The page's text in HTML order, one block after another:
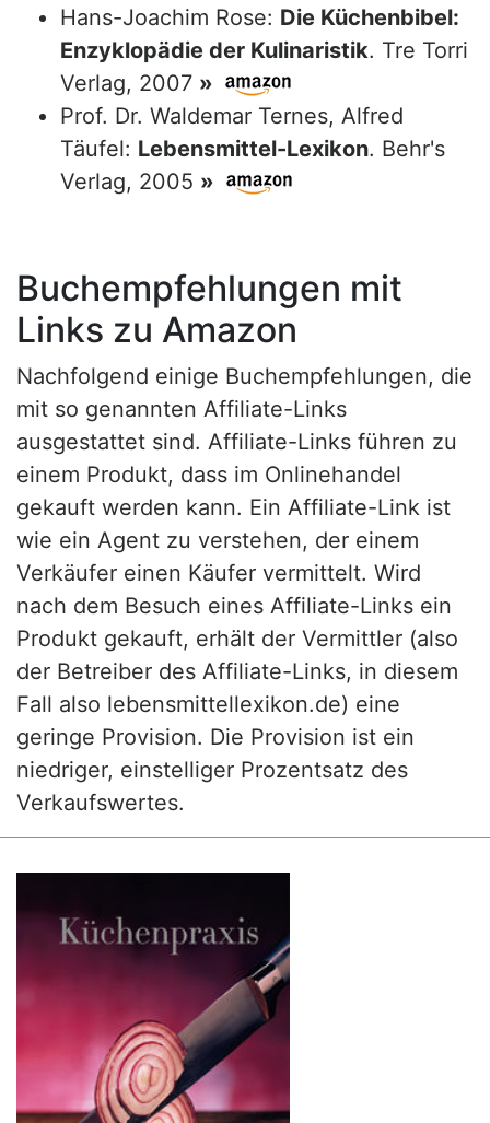
Hans-Joachim Rose: Die Küchenbibel:
Enzyklopädie der Kulinaristik. Tre Torri
Verlag, 2007 »
Prof. Dr. Waldemar Ternes, Alfred
Täufel: Lebensmittel-Lexikon. Behr's
Verlag, 2005 »
Buchempfehlungen mit
Links zu Amazon
Nachfolgend einige Buchempfehlungen, die
mit so genannten Affiliate-Links
ausgestattet sind. Affiliate-Links führen zu
einem Produkt, dass im Onlinehandel
gekauft werden kann. Ein Affiliate-Link ist
wie ein Agent zu verstehen, der einem
Verkäufer einen Käufer vermittelt. Wird
nach dem Besuch eines Affiliate-Links ein
Produkt gekauft, erhält der Vermittler (also
der Betreiber des Affiliate-Links, in diesem
Fall also lebensmittellexikon.de) eine
geringe Provision. Die Provision ist ein
niedriger, einstelliger Prozentsatz des
Verkaufswertes.